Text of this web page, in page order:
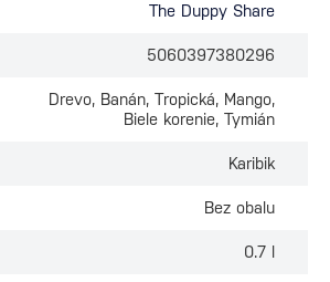
The Duppy Share
5060397380296
Drevo, Banán, Tropická, Mango,
Biele korenie, Tymián
Karibik
Bez obalu
0.7 l